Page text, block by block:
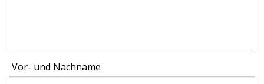
Vor- und Nachname